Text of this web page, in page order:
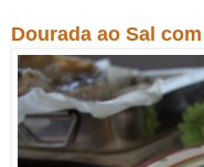
Dourada ao Sal